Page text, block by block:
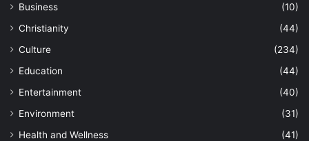
Business
(10)
Christianity
(44)
Culture
(234)
Education
(44)
Entertainment
(40)
Environment
(31)
Health and Wellness
(41)